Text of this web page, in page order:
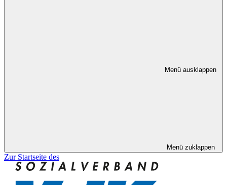
Menü ausklappen
Menü zuklappen
Zur Startseite des